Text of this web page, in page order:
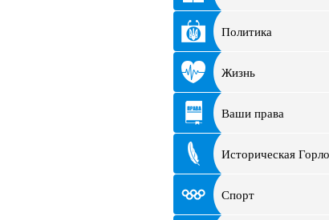
Политика
Жизнь
Ваши права
Историческая
Спорт